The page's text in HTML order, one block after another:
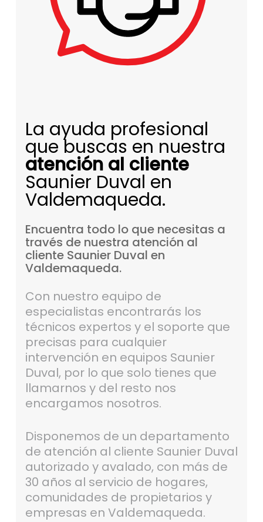
La ayuda profesional
que buscas en nuestra
atención al cliente
Saunier Duval en
Valdemaqueda.
Encuentra todo lo que necesitas a
través de nuestra atención al
cliente Saunier Duval en
Valdemaqueda.
Con nuestro equipo de
especialistas encontrarás los
técnicos expertos y el soporte que
precisas para cualquier
intervención en equipos Saunier
Duval, por lo que solo tienes que
llamarnos y del resto nos
encargamos nosotros.
Disponemos de un departamento
de atención al cliente Saunier Duval
autorizado y avalado, con más de
30 años al servicio de hogares,
comunidades de propietarios y
empresas en Valdemaqueda.